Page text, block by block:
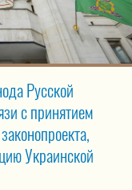
Русской
с принятием
Украинской